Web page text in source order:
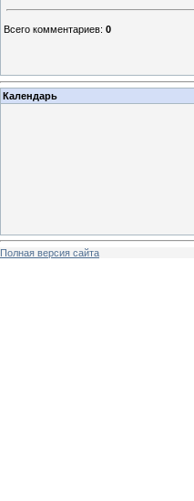
Всего комментариев: 0
Календарь
Полная версия сайта